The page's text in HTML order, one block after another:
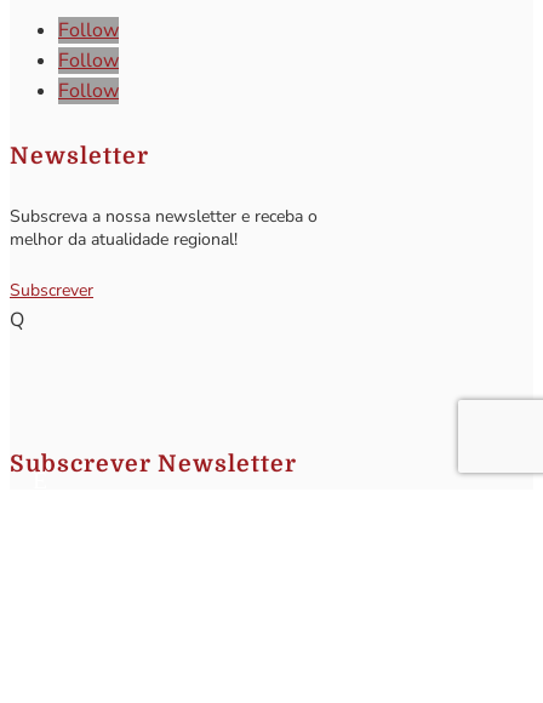
Follow
Follow
Follow
Newsletter
Subscreva a nossa newsletter e receba o
melhor da atualidade regional!
Subscrever
Q
Subscrever Newsletter